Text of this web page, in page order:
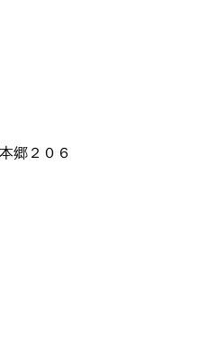
郷２０６